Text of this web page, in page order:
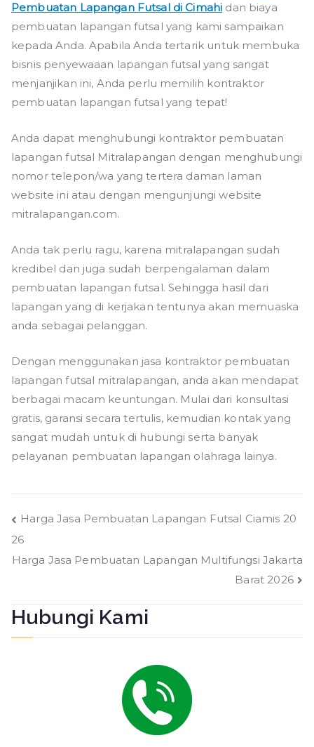
Pembuatan Lapangan Futsal di Cimahi dan biaya
pembuatan lapangan futsal yang kami sampaikan
kepada Anda. Apabila Anda tertarik untuk membuka
bisnis penyewaaan lapangan futsal yang sangat
menjanjikan ini, Anda perlu memilih kontraktor
pembuatan lapangan futsal yang tepat!
Anda dapat menghubungi kontraktor pembuatan
lapangan futsal Mitralapangan dengan menghubungi
nomor telepon/wa yang tertera daman laman
website ini atau dengan mengunjungi website
mitralapangan.com.
Anda tak perlu ragu, karena mitralapangan sudah
kredibel dan juga sudah berpengalaman dalam
pembuatan lapangan futsal. Sehingga hasil dari
lapangan yang di kerjakan tentunya akan memuaska
anda sebagai pelanggan.
Dengan menggunakan jasa kontraktor pembuatan
lapangan futsal mitralapangan, anda akan mendapat
berbagai macam keuntungan. Mulai dari konsultasi
gratis, garansi secara tertulis, kemudian kontak yang
sangat mudah untuk di hubungi serta banyak
pelayanan pembuatan lapangan olahraga lainya.
Navigasi
pos
Harga Jasa Pembuatan Lapangan Futsal Ciamis 20
26
Harga Jasa Pembuatan Lapangan Multifungsi Jakarta
Barat 2026
Hubungi Kami